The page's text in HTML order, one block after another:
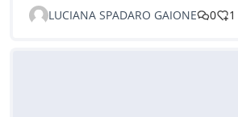
LUCIANA SPADARO GAIONE
0 1